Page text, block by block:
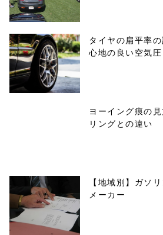
タイヤの扁平率
心地の良い空気圧
ヨーイング痕の
リングとの違い
【地域別】ガソ
メーカー